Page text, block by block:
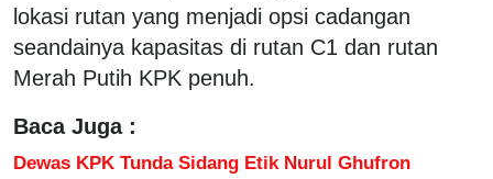
lokasi rutan yang menjadi opsi cadangan
seandainya kapasitas di rutan C1 dan rutan
Merah Putih KPK penuh.
Baca Juga :
Dewas KPK Tunda Sidang Etik Nurul Ghufron